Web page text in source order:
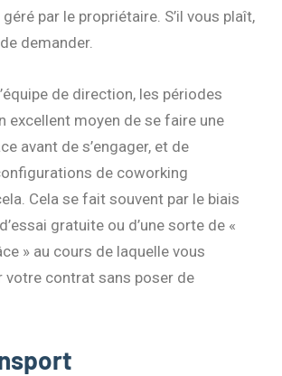
par le propriétaire. S’il vous plaît,
demander.
de direction, les périodes
excellent moyen de se faire une
avant de s’engager, et de
de coworking
Cela se fait souvent par le biais
gratuite ou d’une sorte de «
» au cours de laquelle vous
votre contrat sans poser de